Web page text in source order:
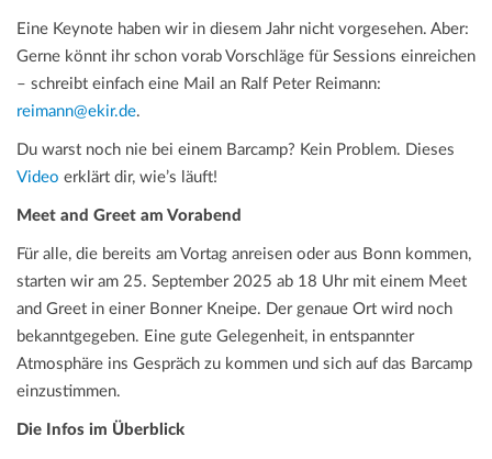
Eine Keynote haben wir in diesem Jahr nicht vorgesehen. Aber:
Gerne könnt ihr schon vorab Vorschläge für Sessions einreichen
– schreibt einfach eine Mail an Ralf Peter Reimann:
reimann@ekir.de.
Du warst noch nie bei einem Barcamp? Kein Problem. Dieses
Video erklärt dir, wie’s läuft!
Meet and Greet am Vorabend
Für alle, die bereits am Vortag anreisen oder aus Bonn kommen,
starten wir am 25. September 2025 ab 18 Uhr mit einem Meet
and Greet in einer Bonner Kneipe. Der genaue Ort wird noch
bekanntgegeben. Eine gute Gelegenheit, in entspannter
Atmosphäre ins Gespräch zu kommen und sich auf das Barcamp
einzustimmen.
Die Infos im Überblick